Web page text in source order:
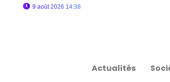
9 août 2026 14:38
Actualités